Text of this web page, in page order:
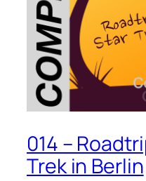
014 –
Trek in Berlin